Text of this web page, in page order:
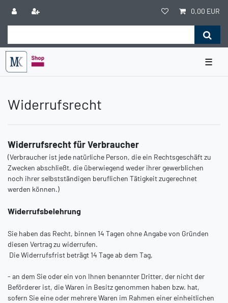
0,00 EUR
☰
Widerrufs­recht
Widerrufsrecht für Verbraucher
(Verbraucher ist jede natürliche Person, die ein Rechtsgeschäft zu
Zwecken abschließt, die überwiegend weder ihrer gewerblichen
noch ihrer selbstständigen beruflichen Tätigkeit zugerechnet
werden können.)
Widerrufsbelehrung
Sie haben das Recht, binnen 14 Tagen ohne Angabe von Gründen
diesen Vertrag zu widerrufen.
Die Widerrufsfrist beträgt 14 Tage ab dem Tag,
- an dem Sie oder ein von Ihnen benannter Dritter, der nicht der
Beförderer ist, die Waren in Besitz genommen haben bzw. hat,
sofern Sie eine oder mehrere Waren im Rahmen einer einheitlichen